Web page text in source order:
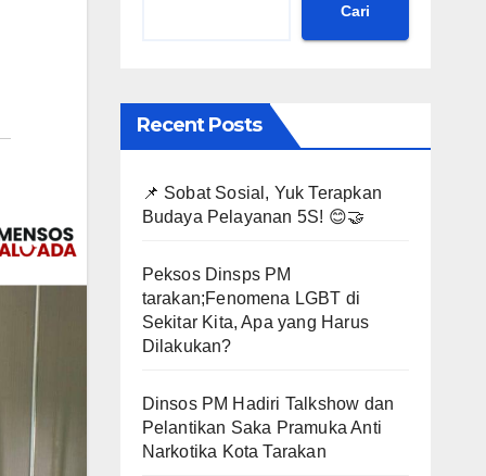
Cari
Recent Posts
📌 Sobat Sosial, Yuk Terapkan
Budaya Pelayanan 5S! 😊🤝
Peksos Dinsps PM
tarakan;Fenomena LGBT di
Sekitar Kita, Apa yang Harus
Dilakukan?
Dinsos PM Hadiri Talkshow dan
Pelantikan Saka Pramuka Anti
Narkotika Kota Tarakan